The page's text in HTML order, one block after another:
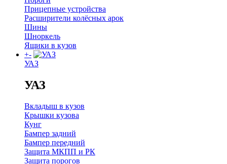
Прицепные устройства
Расширители колёсных арок
Шины
Шноркель
Ящики в кузов
+-
УАЗ
УАЗ
Вкладыш в кузов
Крышки кузова
Кунг
Бампер задний
Бампер передний
Защита МКПП и РК
Защита порогов